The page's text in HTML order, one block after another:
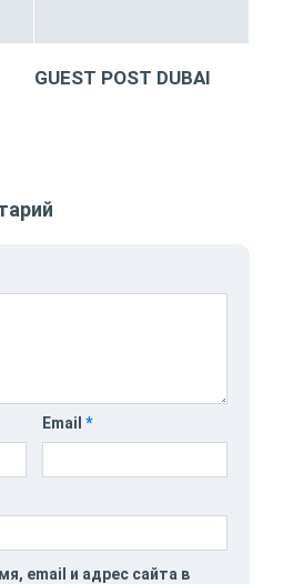
GUEST POST DUBAI
Email *
email и адрес сайта в